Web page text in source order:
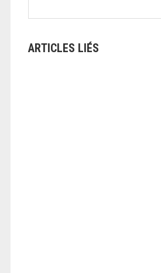
ARTICLES LIÉS